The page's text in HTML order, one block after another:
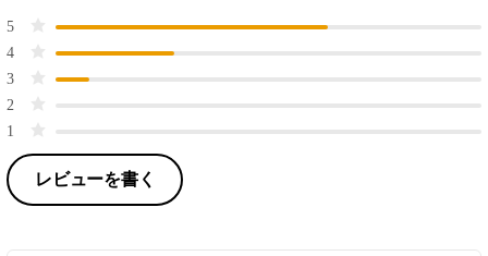
5
4
3
2
1
レビューを書く